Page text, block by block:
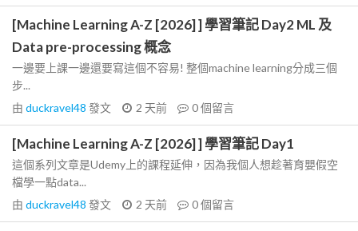
[Machine Learning A-Z [2026] ] 學習筆記 Day2 ML 及
Data pre-processing 概念
一邊要上課一邊還要寫這個不容易! 整個machine learning分成三個
步...
由 duckravel48 發文 2 天前 0個留言
[Machine Learning A-Z [2026] ] 學習筆記 Day1
這個系列文章是Udemy上的課程延伸，因為我個人想趁著育嬰假空
檔學一點data...
由 duckravel48 發文 2 天前 0個留言